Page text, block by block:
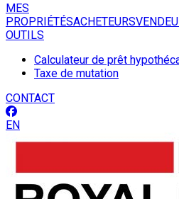
MES
PROPRIÉTÉSACHETEURS
OUTILS
Calculateur de prêt
Taxe de mutation
CONTACT
EN